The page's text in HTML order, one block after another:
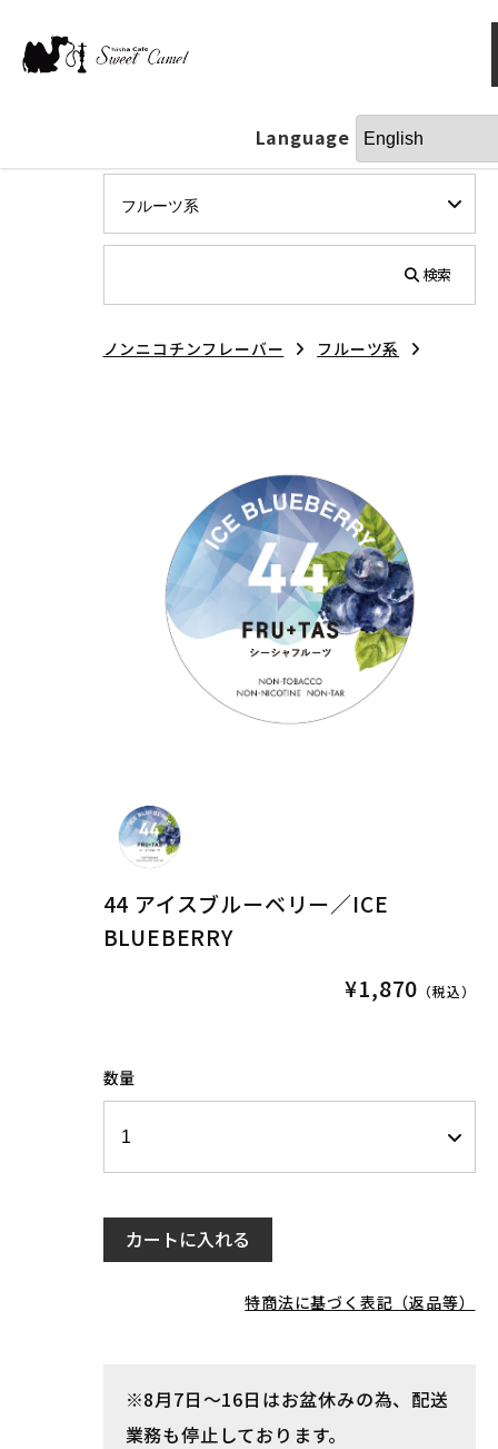
Language
検索
ノンニコチンフレーバー フルーツ系
44 アイスブルーベリー／ICE
BLUEBERRY
¥1,870 （税込）
数量
カートに入れる
特商法に基づく表記（返品等）
※8月7日～16日はお盆休みの為、配送
業務も停止しております。